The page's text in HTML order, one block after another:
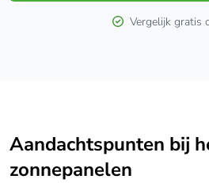
Vergelijk gratis
Aandachtspunten bij
zonnepanelen